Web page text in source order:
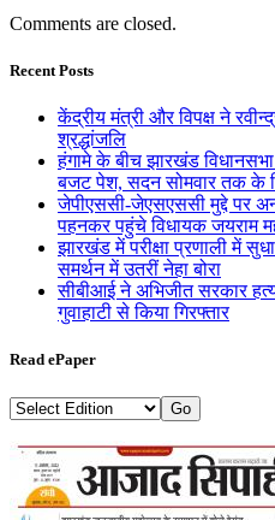
Comments are closed.
Recent Posts
केंद्रीय मंत्री और विपक्ष ने
श्रद्धांजलि
हंगामे के बीच झारखंड
बजट पेश, सदन सोमवार तक के
जेपीएससी-जेएसएससी मुद्दे पर
पहनकर पहुंचे विधायक जयराम
झारखंड में परीक्षा प्रणाली में
समर्थन में उतरीं नेहा बोरा
सीबीआई ने अभिजीत सरकार
गुवाहाटी से किया गिरफ्तार
Read ePaper